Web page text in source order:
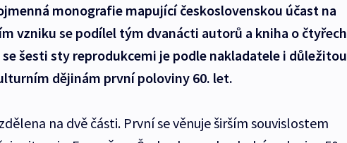
monografie mapující československou účast na
vzniku se podílel tým dvanácti autorů a kniha o čtyřech
šesti sty reprodukcemi je podle nakladatele i důležitou
dějinám první poloviny 60. let.
na dvě části. První se věnuje širším souvislostem